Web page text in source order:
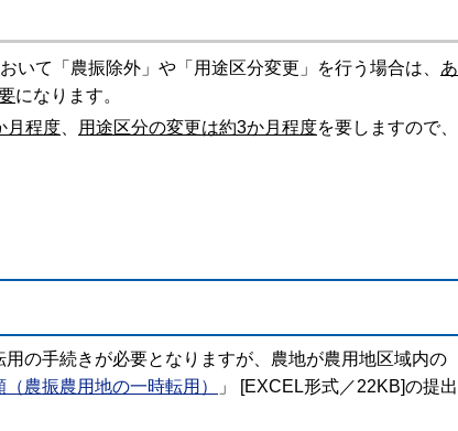
て「農振除外」や「用途区分変更」を行う場合は、 あ
になります。
月程度
用途区分の変更は約3か月程度を要しますので、
の手続きが必要となりますが、農地が農用地区域内の
農振農用地の一時転用）
」 [EXCEL形式／22KB]の提出